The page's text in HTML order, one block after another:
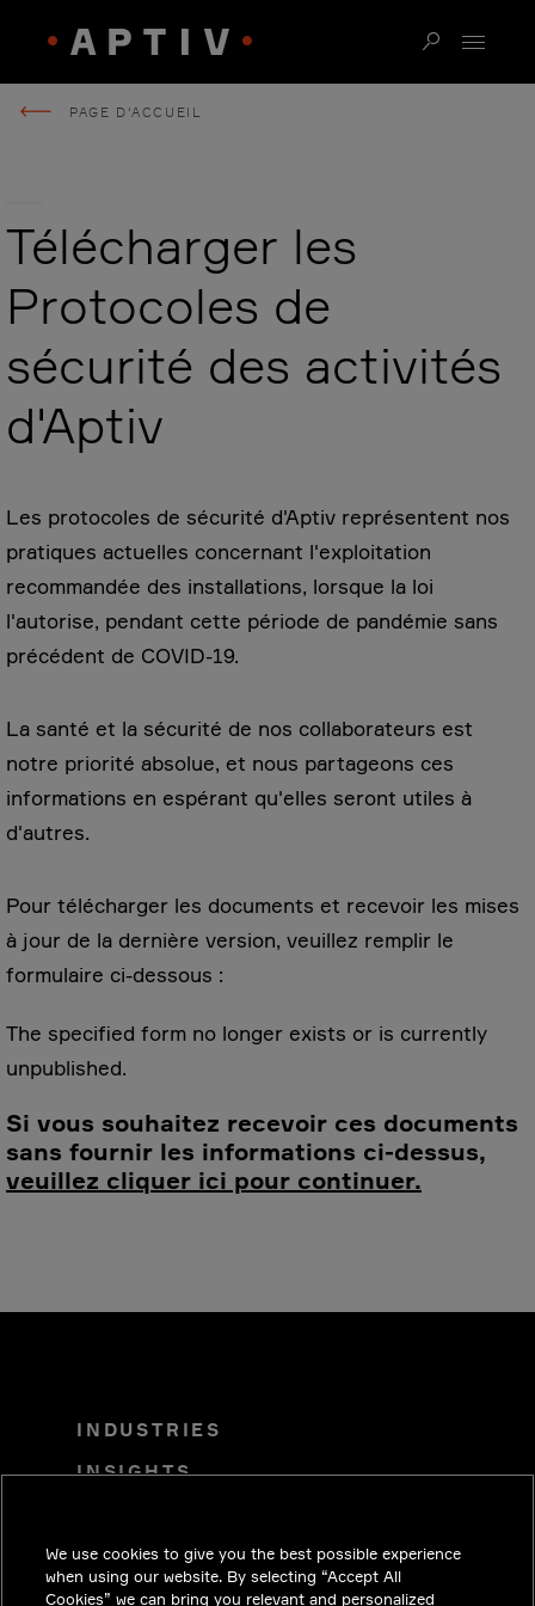
PAGE D'ACCUEIL
Télécharger les
Protocoles de
sécurité des activités
d'Aptiv
Les protocoles de sécurité d'Aptiv représentent nos
pratiques actuelles concernant l'exploitation
recommandée des installations, lorsque la loi
l'autorise, pendant cette période de pandémie sans
précédent de COVID-19.
La santé et la sécurité de nos collaborateurs est
notre priorité absolue, et nous partageons ces
informations en espérant qu'elles seront utiles à
d'autres.
Pour télécharger les documents et recevoir les mises
à jour de la dernière version, veuillez remplir le
formulaire ci-dessous :
The specified form no longer exists or is currently
unpublished.
Si vous souhaitez recevoir ces documents
sans fournir les informations ci-dessus,
veuillez cliquer ici pour continuer.
INDUSTRIES
INSIGHTS
CARRIERES
INVESTISSEURS
We use cookies to give you the best possible experience
when using our website. By selecting “Accept All
Cookies” we can bring you relevant and personalized